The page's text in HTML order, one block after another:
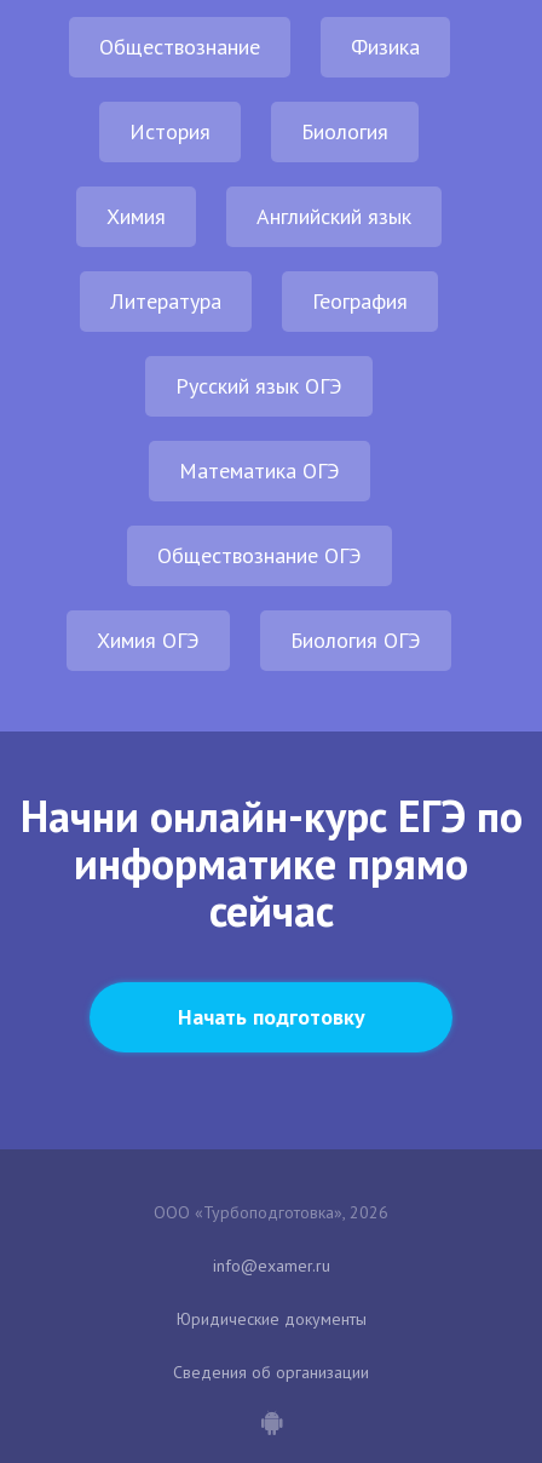
Обществознание Физика
История Биология
Химия Английский язык
Литература География
Русский язык ОГЭ
Математика ОГЭ
Обществознание ОГЭ
Химия ОГЭ Биология ОГЭ
Начни онлайн-курс ЕГЭ по
информатике прямо
сейчас
Начать подготовку
ООО «Турбоподготовка», 2026
Юридические документы
Сведения об организации